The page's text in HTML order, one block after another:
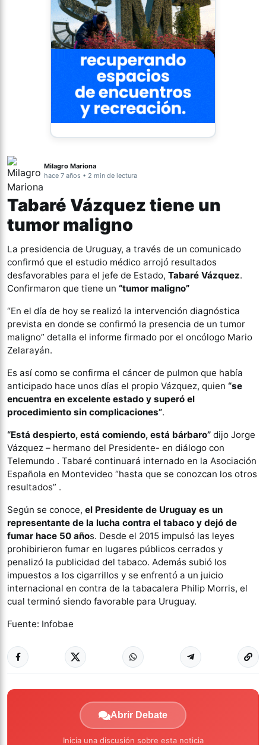
Milagro Mariona
hace 7 años • 2 min de lectura
Tabaré Vázquez tiene un
tumor maligno
La presidencia de Uruguay, a través de un comunicado
confirmó que el estudio médico arrojó resultados
desfavorables para el jefe de Estado, Tabaré Vázquez.
Confirmaron que tiene un “tumor maligno”
“En el día de hoy se realizó la intervención diagnóstica
prevista en donde se confirmó la presencia de un tumor
maligno” detalla el informe firmado por el oncólogo Mario
Zelarayán.
Es así como se confirma el cáncer de pulmon que había
anticipado hace unos días el propio Vázquez, quien “se
encuentra en excelente estado y superó el
procedimiento sin complicaciones”.
“Está despierto, está comiendo, está bárbaro” dijo Jorge
Vázquez – hermano del Presidente- en diálogo con
Telemundo . Tabaré continuará internado en la Asociación
Española en Montevideo “hasta que se conozcan los otros
resultados” .
Según se conoce, el Presidente de Uruguay es un
representante de la lucha contra el tabaco y dejó de
fumar hace 50 años. Desde el 2015 impulsó las leyes
prohibirieron fumar en lugares públicos cerrados y
penalizó la publicidad del tabaco. Además subió los
impuestos a los cigarrillos y se enfrentó a un juicio
internacional en contra de la tabacalera Philip Morris, el
cual terminó siendo favorable para Uruguay.
Fuente: Infobae
Abrir Debate
Inicia una discusión sobre esta noticia